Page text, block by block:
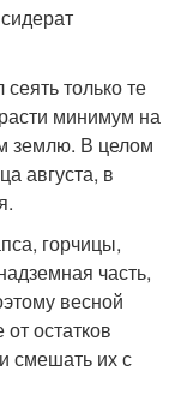
только те
минимум на
землю. В целом
августа, в
горчицы,
часть,
весной
остатков
смешать их с